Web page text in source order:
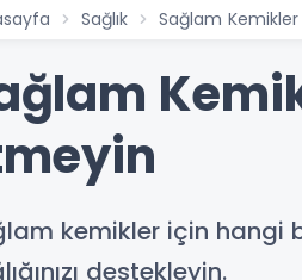
Sağlık Sağlam Kemikler
kemikler için hangi
destekleyin.